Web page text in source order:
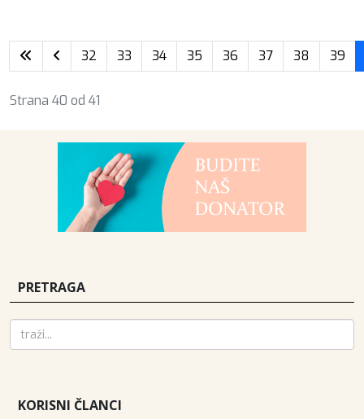
32 33 34 35 36 37 38 39
Strana 40 od 41
PRETRAGA
KORISNI ČLANCI